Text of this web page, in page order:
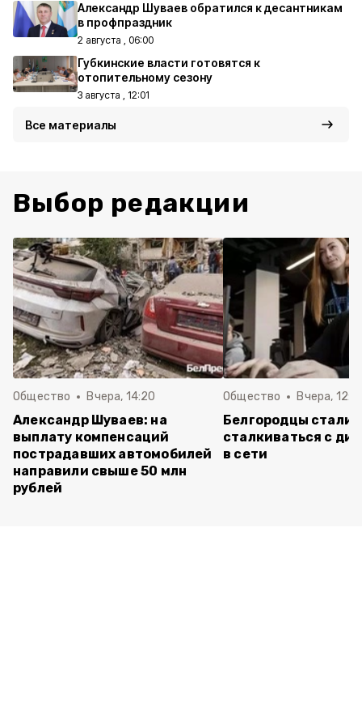
Александр Шуваев обратился к десантникам
в профпраздник
2 августа , 06:00
Губкинские власти готовятся к
отопительному сезону
3 августа , 12:01
Все материалы
Выбор редакции
Общество Вчера, 14:20
Александр Шуваев: на
выплату компенсаций
пострадавших автомобилей
направили свыше 50 млн
рублей
Общество Вчера,
Белгородцы стали
сталкиваться с
в сети